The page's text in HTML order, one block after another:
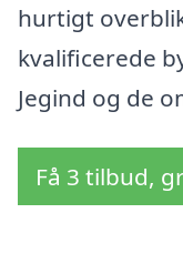
hurtigt
kvalificerede
Jegind og de
Få 3 tilbud,